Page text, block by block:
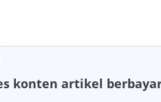
konten artikel